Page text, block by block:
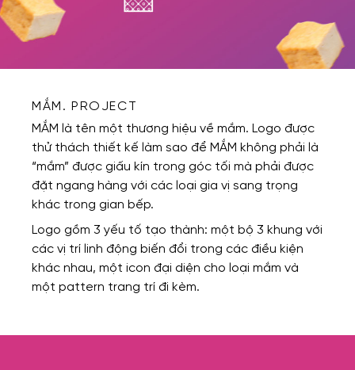
MẮM. PROJECT
MẮM là tên một thương hiệu về mắm. Logo được
thử thách thiết kế làm sao để MẮM không phải là
“mắm” được giấu kín trong góc tối mà phải được
đặt ngang hàng với các loại gia vị sang trọng
khác trong gian bếp.
Logo gồm 3 yếu tố tạo thành: một bộ 3 khung với
các vị trí linh động biến đổi trong các điều kiện
khác nhau, một icon đại diện cho loại mắm và
một pattern trang trí đi kèm.